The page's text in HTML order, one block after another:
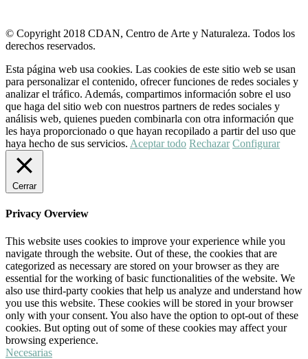
© Copyright 2018 CDAN, Centro de Arte y Naturaleza. Todos los
derechos reservados.
Esta página web usa cookies. Las cookies de este sitio web se usan
para personalizar el contenido, ofrecer funciones de redes sociales y
analizar el tráfico. Además, compartimos información sobre el uso
que haga del sitio web con nuestros partners de redes sociales y
análisis web, quienes pueden combinarla con otra información que
les haya proporcionado o que hayan recopilado a partir del uso que
haya hecho de sus servicios. Aceptar todo Rechazar Configurar
Cerrar
Privacy Overview
This website uses cookies to improve your experience while you
navigate through the website. Out of these, the cookies that are
categorized as necessary are stored on your browser as they are
essential for the working of basic functionalities of the website. We
also use third-party cookies that help us analyze and understand how
you use this website. These cookies will be stored in your browser
only with your consent. You also have the option to opt-out of these
cookies. But opting out of some of these cookies may affect your
browsing experience.
Necesarias